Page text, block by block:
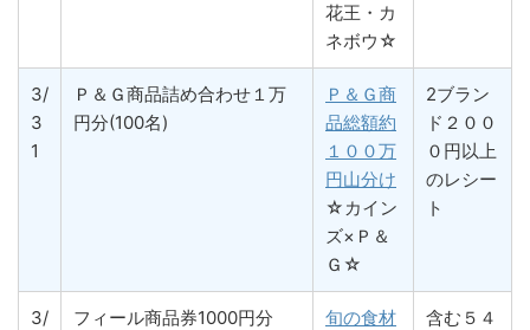
花王・カ
ネボウ☆
3/
3
1
Ｐ＆Ｇ商品詰め合わせ１万
円分(100名)
Ｐ＆Ｇ商
品総額約
１００万
円山分け
☆カイン
ズ×Ｐ＆
Ｇ☆
2ブラン
ド２００
０円以上
のレシー
ト
3/
フィール商品券1000円分
旬の食材
含む５４